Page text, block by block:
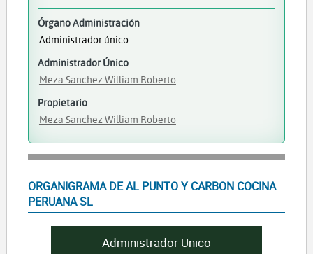
Órgano Administración
Administrador único
Administrador Único
Meza Sanchez William Roberto
Propietario
Meza Sanchez William Roberto
ORGANIGRAMA DE AL PUNTO Y CARBON COCINA
PERUANA SL
Administrador Unico